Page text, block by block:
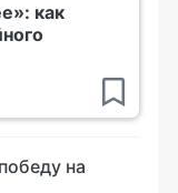
как
на